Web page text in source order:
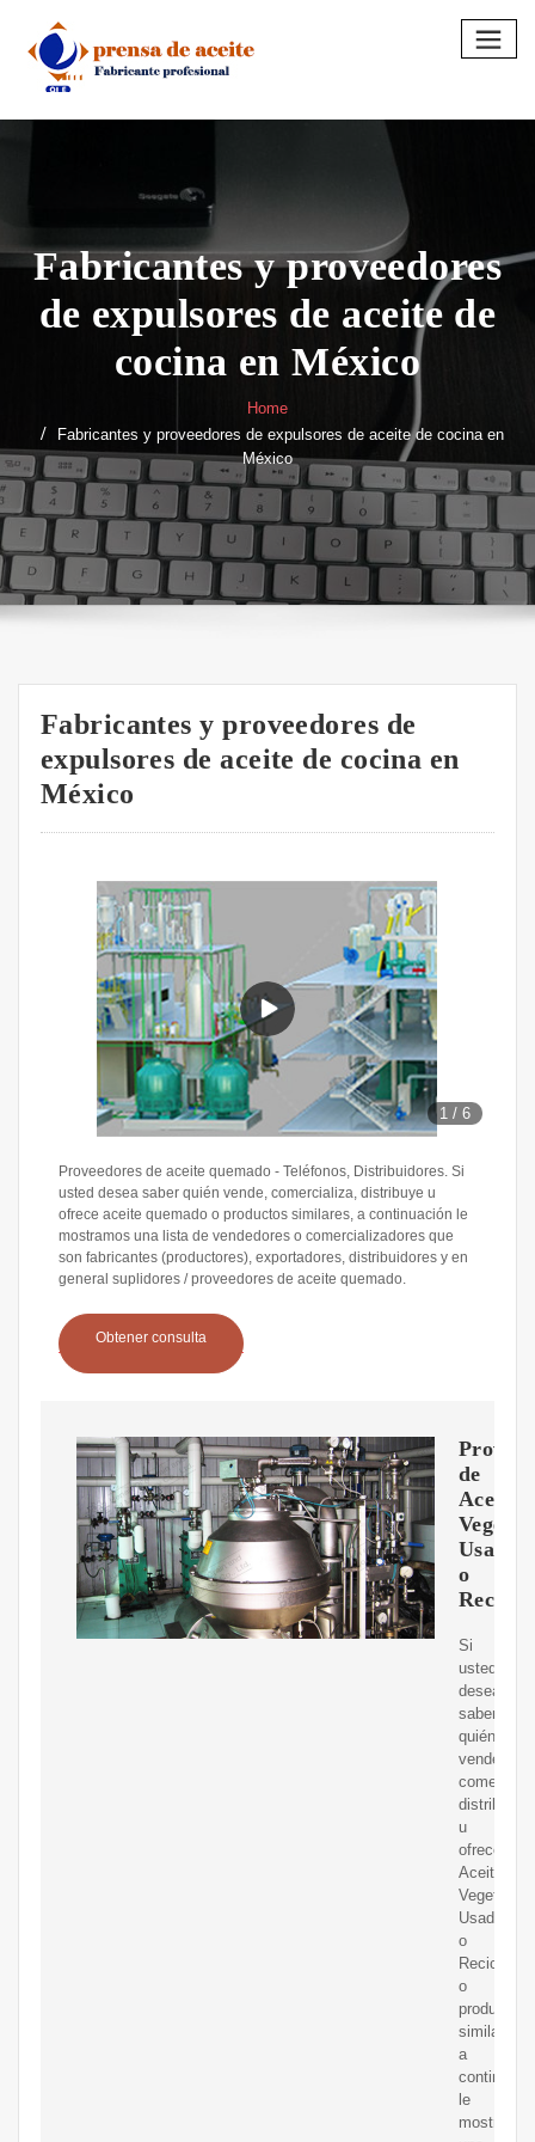
content
Fabricantes y proveedores
de expulsores de aceite de
cocina en México
Home
Fabricantes y proveedores de expulsores de aceite de cocina en
México
Fabricantes y proveedores de
expulsores de aceite de cocina en
México
1 /6
Proveedores de aceite quemado - Teléfonos, Distribuidores. Si
usted desea saber quién vende, comercializa, distribuye u
ofrece aceite quemado o productos similares, a continuación le
mostramos una lista de vendedores o comercializadores que
son fabricantes (productores), exportadores, distribuidores y en
general suplidores / proveedores de aceite quemado.
Obtener consulta
de
Aceite
Vegetal
Usado
o
Si
usted
desea
saber
quién
vende,
distribuye
u
ofrece
Aceite
Vegetal
Usado
o
Reciclado
o
productos
similares,
a
le
mostramos